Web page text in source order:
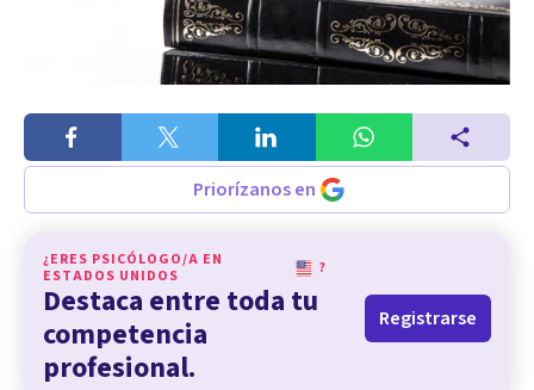
Priorízanos en
¿ERES PSICÓLOGO/A EN
ESTADOS UNIDOS
?
Destaca entre toda tu
competencia
profesional.
Registrarse